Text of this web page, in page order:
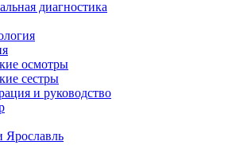
диагностика
осмотры
сестры
и руководство
Ярославль